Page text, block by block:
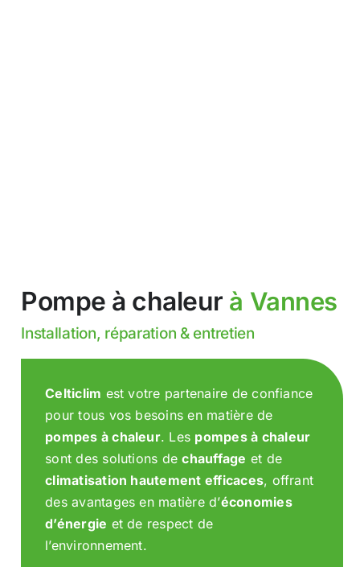
Pompe à chaleur à Vannes
Installation, réparation & entretien
Celticlim est votre partenaire de confiance
pour tous vos besoins en matière de
pompes à chaleur. Les pompes à chaleur
sont des solutions dechauffage et de
climatisation hautement efficaces, offrant
des avantages en matière d’économies
d’énergie et de respect de
l’environnement.